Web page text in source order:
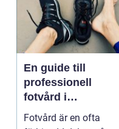
En guide till
professionell
fotvård i
Helsingborg
Fotvård är en ofta